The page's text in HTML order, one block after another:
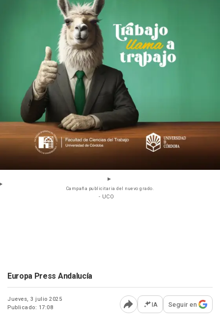
Campaña publicitaria del nuevo grado.
- UCO
Europa Press Andalucía
Jueves, 3 julio 2025
Publicado: 17:08
Abrir opciones para
IA Seguir en